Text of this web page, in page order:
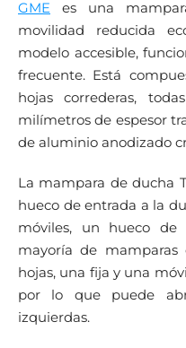
GME es una
movilidad reducida
modelo accesible,
frecuente. Está
hojas correderas,
milímetros de espesor
de aluminio anodizado
La mampara de ducha
hueco de entrada a la
móviles, un hueco
mayoría de mamparas
hojas, una fija y una
por lo que puede
izquierdas.